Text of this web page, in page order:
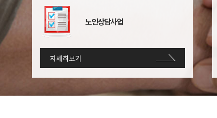
댄스 트로트웰빙댄스
댄스 해피댄스중급
해피댄스초급 수,금
전통예술한국무용 조재연 화,목
노인상담사업
자세히보기